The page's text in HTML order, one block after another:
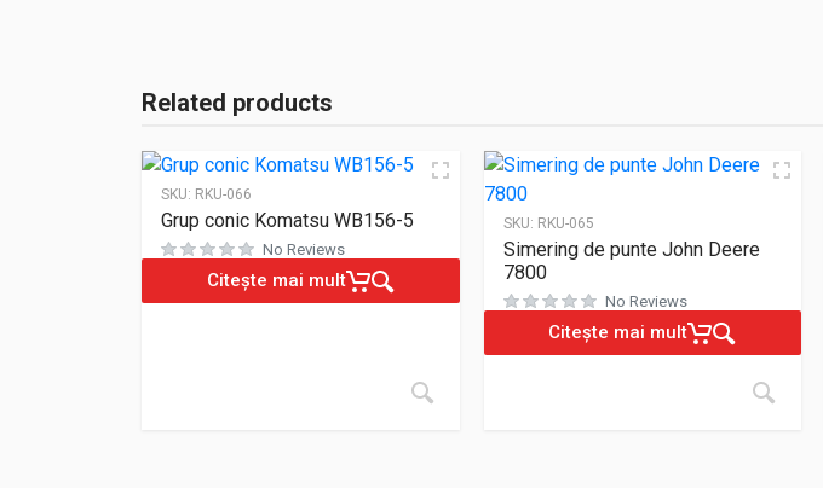
Related products
SKU: RKU-066
Grup conic Komatsu WB156-5
No Reviews
Citește mai mult
SKU: RKU-065
Simering de punte John Deere
7800
No Reviews
Citește mai mult